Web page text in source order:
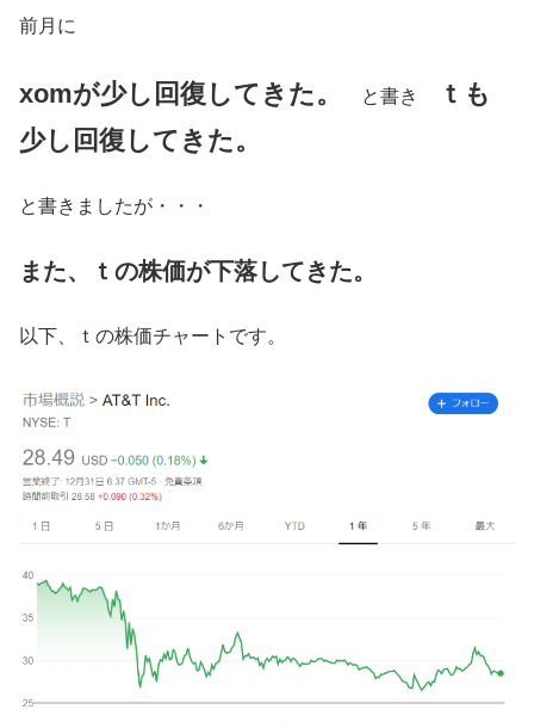
前月に
xomが少し回復してきた。 と書き
ｔも
少し回復してきた。
と書きましたが・・・
また、ｔの株価が下落してきた。
以下、ｔの株価チャートです。